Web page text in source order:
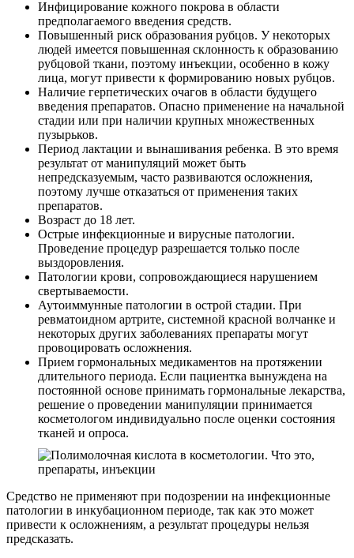
Инфицирование кожного покрова в области
предполагаемого введения средств.
Повышенный риск образования рубцов. У некоторых
людей имеется повышенная склонность к образованию
рубцовой ткани, поэтому инъекции, особенно в кожу
лица, могут привести к формированию новых рубцов.
Наличие герпетических очагов в области будущего
введения препаратов. Опасно применение на начальной
стадии или при наличии крупных множественных
пузырьков.
Период лактации и вынашивания ребенка. В это время
результат от манипуляций может быть
непредсказуемым, часто развиваются осложнения,
поэтому лучше отказаться от применения таких
препаратов.
Возраст до 18 лет.
Острые инфекционные и вирусные патологии.
Проведение процедур разрешается только после
выздоровления.
Патологии крови, сопровождающиеся нарушением
свертываемости.
Аутоиммунные патологии в острой стадии. При
ревматоидном артрите, системной красной волчанке и
некоторых других заболеваниях препараты могут
провоцировать осложнения.
Прием гормональных медикаментов на протяжении
длительного периода. Если пациентка вынуждена на
постоянной основе принимать гормональные лекарства,
решение о проведении манипуляции принимается
косметологом индивидуально после оценки состояния
тканей и опроса.
Средство не применяют при подозрении на инфекционные
патологии в инкубационном периоде, так как это может
привести к осложнениям, а результат процедуры нельзя
предсказать.